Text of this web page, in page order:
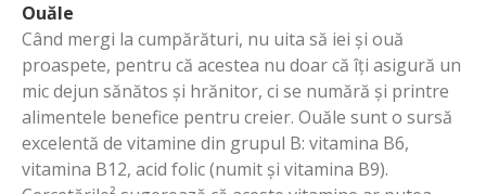
Ouăle
Când mergi la cumpărături, nu uita să iei și ouă
proaspete, pentru că acestea nu doar că îți asigură un
mic dejun sănătos și hrănitor, ci se numără și printre
alimentele benefice pentru creier. Ouăle sunt o sursă
excelentă de vitamine din grupul B: vitamina B6,
vitamina B12, acid folic (numit și vitamina B9).